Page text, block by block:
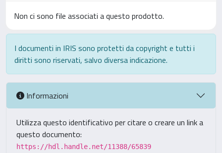
Non ci sono file associati a questo prodotto.
I documenti in IRIS sono protetti da copyright e tutti i
diritti sono riservati, salvo diversa indicazione.
Informazioni
Utilizza questo identificativo per citare o creare un link a
questo documento:
https://hdl.handle.net/11388/65839